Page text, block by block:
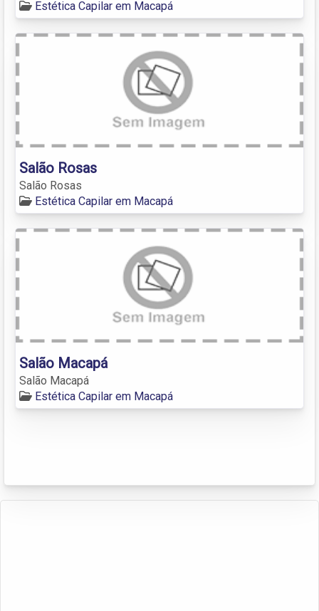
Estética Capilar em Macapá
Salão Rosas
Salão Rosas
Estética Capilar em Macapá
Salão Macapá
Salão Macapá
Estética Capilar em Macapá